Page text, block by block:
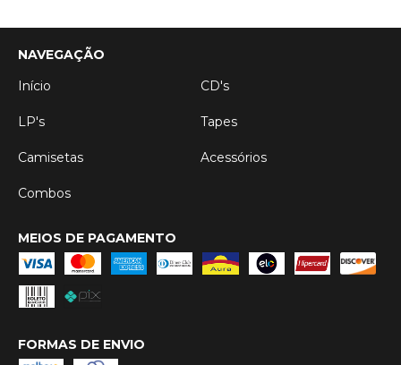
NAVEGAÇÃO
Início
CD's
LP's Tapes
Camisetas Acessórios
Combos
MEIOS DE PAGAMENTO
FORMAS DE ENVIO